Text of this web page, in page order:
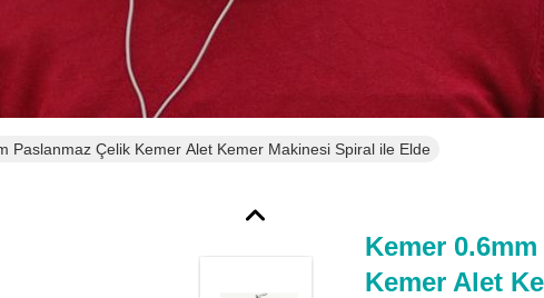
Paslanmaz Çelik Kemer Alet Kemer Makinesi Spiral ile Elde
Kemer
Kemer Alet